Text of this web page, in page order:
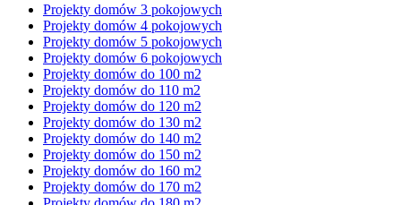
Projekty domów 3 pokojowych
Projekty domów 4 pokojowych
Projekty domów 5 pokojowych
Projekty domów 6 pokojowych
Projekty domów do 100 m2
Projekty domów do 110 m2
Projekty domów do 120 m2
Projekty domów do 130 m2
Projekty domów do 140 m2
Projekty domów do 150 m2
Projekty domów do 160 m2
Projekty domów do 170 m2